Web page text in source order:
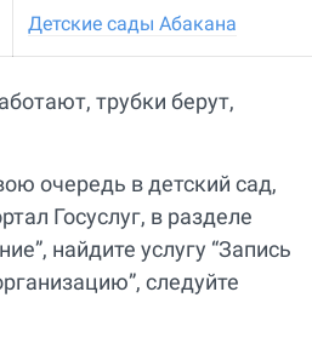
Детские сады Абакана
трубки берут,
очередь в детский сад,
Госуслуг, в разделе
найдите услугу “Запись
следуйте